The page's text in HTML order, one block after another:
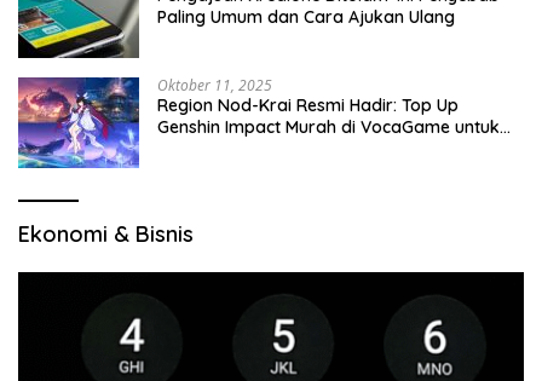
Paling Umum dan Cara Ajukan Ulang
Oktober 11, 2025
Region Nod-Krai Resmi Hadir: Top Up
Genshin Impact Murah di VocaGame untuk
Ekonomi & Bisnis